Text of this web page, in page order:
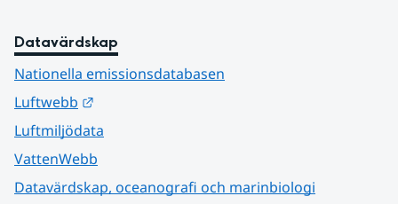
Datavärdskap
Nationella emissionsdatabasen
Luftwebb
Luftmiljödata
VattenWebb
Datavärdskap, oceanografi och marinbiologi